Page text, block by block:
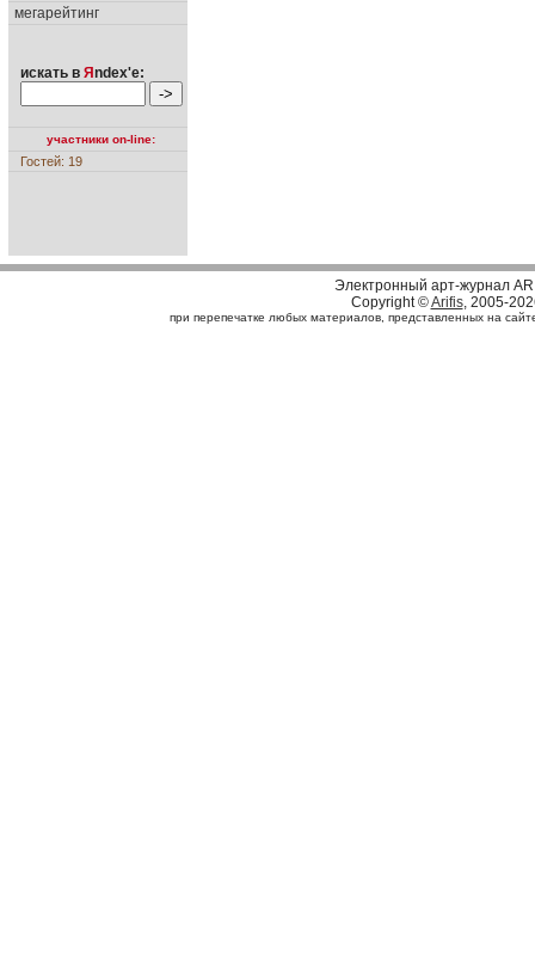
мегарейтинг
искать в Я ndex'е:
участники on-line:
Гостей: 19
Электронный арт-журнал
Copyright ©Arifis, 2005-
при перепечатке любых материалов, представленных на